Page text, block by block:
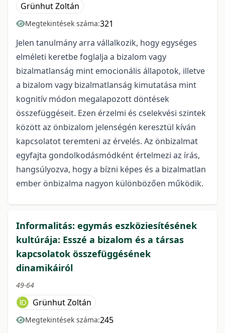
Grünhut Zoltán
Megtekintések száma:321
Jelen tanulmány arra vállalkozik, hogy egységes
elméleti keretbe foglalja a bizalom vagy
bizalmatlanság mint emocionális állapotok, illetve
a bizalom vagy bizalmatlanság kimutatása mint
kognitív módon megalapozott döntések
összefüggéseit. Ezen érzelmi és cselekvési szintek
között az önbizalom jelenségén keresztül kíván
kapcsolatot teremteni az érvelés. Az önbizalmat
egyfajta gondolkodásmódként értelmezi az írás,
hangsúlyozva, hogy a bízni képes és a bizalmatlan
ember önbizalma nagyon különbözően működik.
Informalitás: egymás eszköziesítésének
kultúrája: Esszé a bizalom és a társas
kapcsolatok összefüggésének
dinamikáiról
49-64
Grünhut Zoltán
Megtekintések száma:245